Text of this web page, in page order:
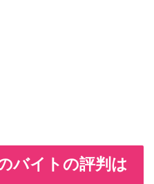
バイトの評判は